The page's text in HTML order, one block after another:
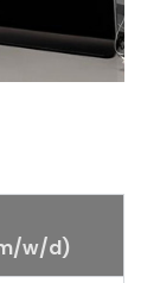
w/d)